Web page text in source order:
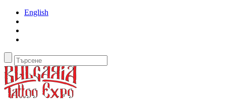
English